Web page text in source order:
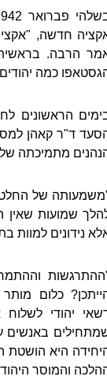
חדשה,
הרבה.
כמה יהודים
ד"ר קאהן
מתמיכתה
של
שמועות שאין
נידונים למוות
כלום
יהודי
באנשים
היא הושטת
והמוסר